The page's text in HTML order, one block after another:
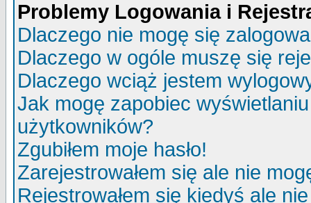
Problemy Logowania i
Dlaczego nie mogę się
Dlaczego w ogóle muszę się
Dlaczego wciąż jestem
Jak mogę zapobiec
użytkowników?
Zgubiłem moje hasło!
Zarejestrowałem się ale nie
Rejestrowałem się kiedyś ale